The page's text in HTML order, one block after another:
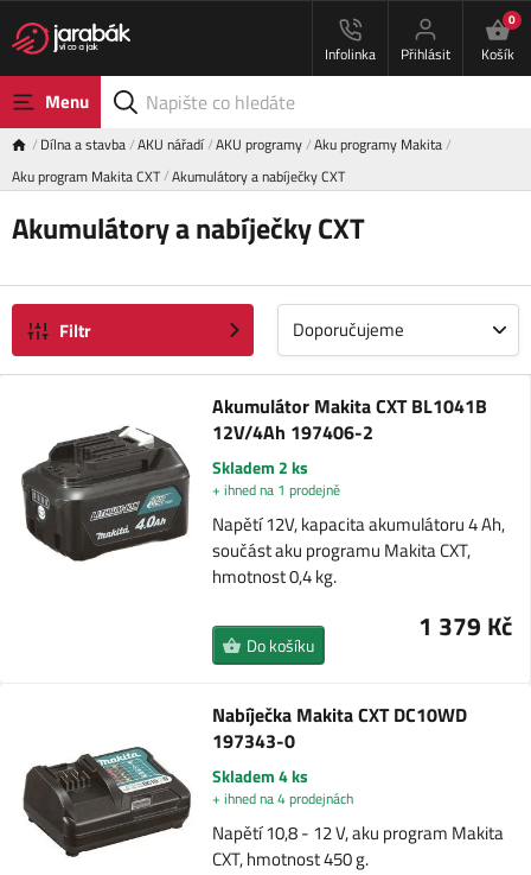
Infolinka Přihlásit
0
Košík
Menu
Dílna a stavba AKU nářadí AKU programy Aku programy Makita
Aku program Makita CXT Akumulátory a nabíječky CXT
Akumulátory a nabíječky CXT
Filtr Doporučujeme
Akumulátor Makita CXT BL1041B
12V/4Ah 197406-2
Skladem 2 ks
+ ihned na 1 prodejně
Napětí 12V, kapacita akumulátoru 4 Ah,
součást aku programu Makita CXT,
hmotnost 0,4 kg.
1 379 Kč
Do košíku
Nabíječka Makita CXT DC10WD
197343-0
Skladem 4 ks
+ ihned na 4 prodejnách
Napětí 10,8 - 12 V, aku program Makita
CXT, hmotnost 450 g.